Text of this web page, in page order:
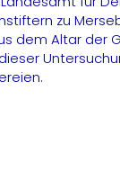
zu
dem Altar der